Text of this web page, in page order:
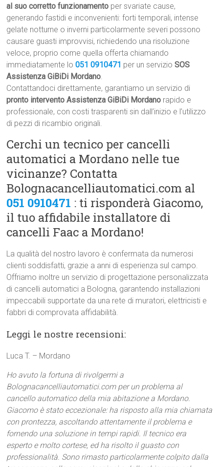
al suo corretto funzionamento per svariate cause,
generando fastidi e inconvenienti: forti temporali, intense
gelate notturne o inverni particolarmente severi possono
causare guasti improvvisi, richiedendo una risoluzione
veloce, proprio come quella offerta chiamando
immediatamente lo051 0910471 per un servizioSOS
Assistenza GiBiDi Mordano.
Contattandoci direttamente, garantiamo un servizio di
pronto intervento Assistenza GiBiDi Mordano rapido e
professionale, con costi trasparenti sin dall’inizio e l’utilizzo
di pezzi di ricambio originali.
Cerchi un tecnico per cancelli
automatici a Mordano nelle tue
vicinanze? Contatta
Bolognacancelliautomatici.com al
051 0910471 : ti risponderà Giacomo,
il tuo affidabile installatore di
cancelli Faac a Mordano!
La qualità del nostro lavoro è confermata da numerosi
clienti soddisfatti, grazie a anni di esperienza sul campo.
Offriamo inoltre un servizio di progettazione personalizzata
di cancelli automatici a Bologna, garantendo installazioni
impeccabili supportate da una rete di muratori, elettricisti e
fabbri di comprovata affidabilità.
Leggi le nostre recensioni:
Luca T. – Mordano
Ho avuto la fortuna di rivolgermi a
Bolognacancelliautomatici.com per un problema al
cancello automatico della mia abitazione a Mordano.
Giacomo è stato eccezionale: ha risposto alla mia chiamata
con prontezza, ascoltando attentamente il problema e
fornendo una soluzione in tempi rapidi. Il tecnico era
esperto e molto cortese, ed ha risolto il guasto con
professionalità. Sono rimasto particolarmente colpito dalla